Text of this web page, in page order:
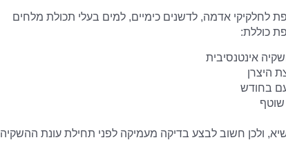
אדמה, לדשנים כימיים, למים בעלי תכולת מלחים
כוללת:
אינטנסיבית
בחודש
שוטף
ולכן חשוב לבצע בדיקה מעמיקה לפני תחילת עונת ההשקיה